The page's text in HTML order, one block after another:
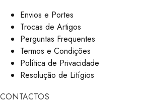
Envios e Portes
Trocas de Artigos
Perguntas Frequentes
Termos e Condições
Política de Privacidade
Resolução de Litígios
CONTACTOS